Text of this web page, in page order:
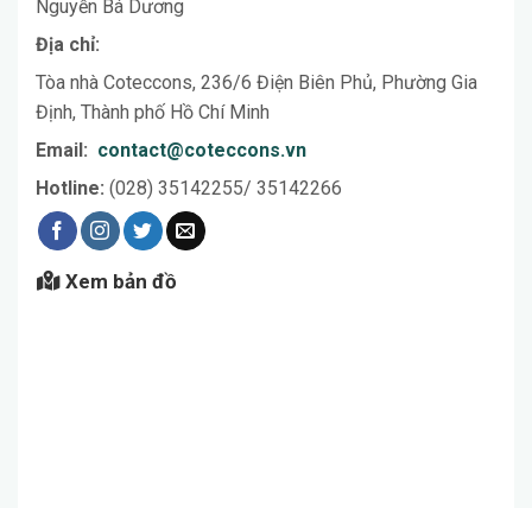
Nguyễn Bá Dương
Địa chỉ:
Tòa nhà Coteccons, 236/6 Điện Biên Phủ, Phường Gia
Định, Thành phố Hồ Chí Minh
Email: contact@coteccons.vn
Hotline: (028) 35142255/ 35142266
Xem bản đồ